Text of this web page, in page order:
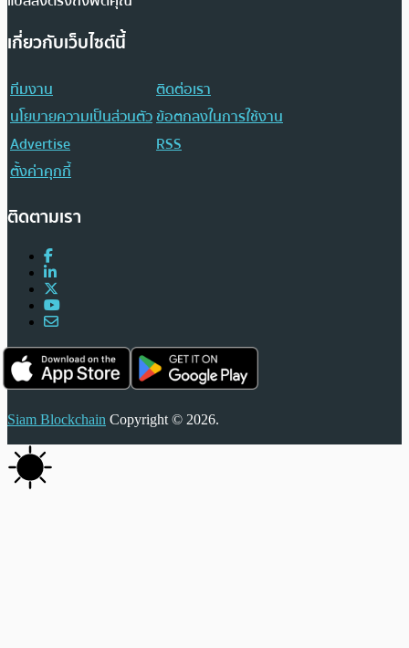
เกี่ยวกับเว็บไซต์นี้
ทีมงาน
ติดต่อเรา
นโยบายความเป็นส่วนตัวข้อตกลงในการใช้งาน
Advertise
RSS
ตั้งค่าคุกกี้
ติดตามเรา
Siam Blockchain Copyright © 2026.